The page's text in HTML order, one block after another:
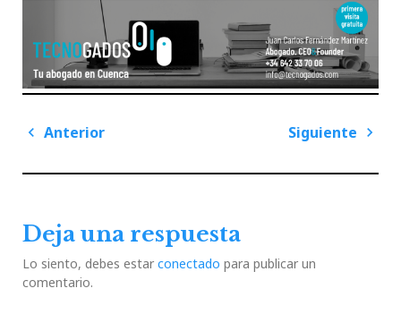
Navegación
entradas
Anterior
Siguiente
Deja una respuesta
Lo siento, debes estar conectado para publicar un
comentario.